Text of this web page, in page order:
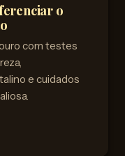
o
com testes
e cuidados